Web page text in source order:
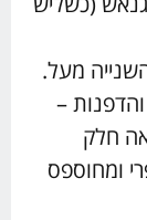
מעל.
–
חלק
ומחוספס